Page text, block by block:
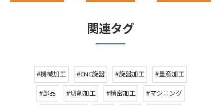
関連タグ
#機械加工 #CNC旋盤 #旋盤加工
#量産加工
#部品
#切削加工 #精密加工
#マシニング